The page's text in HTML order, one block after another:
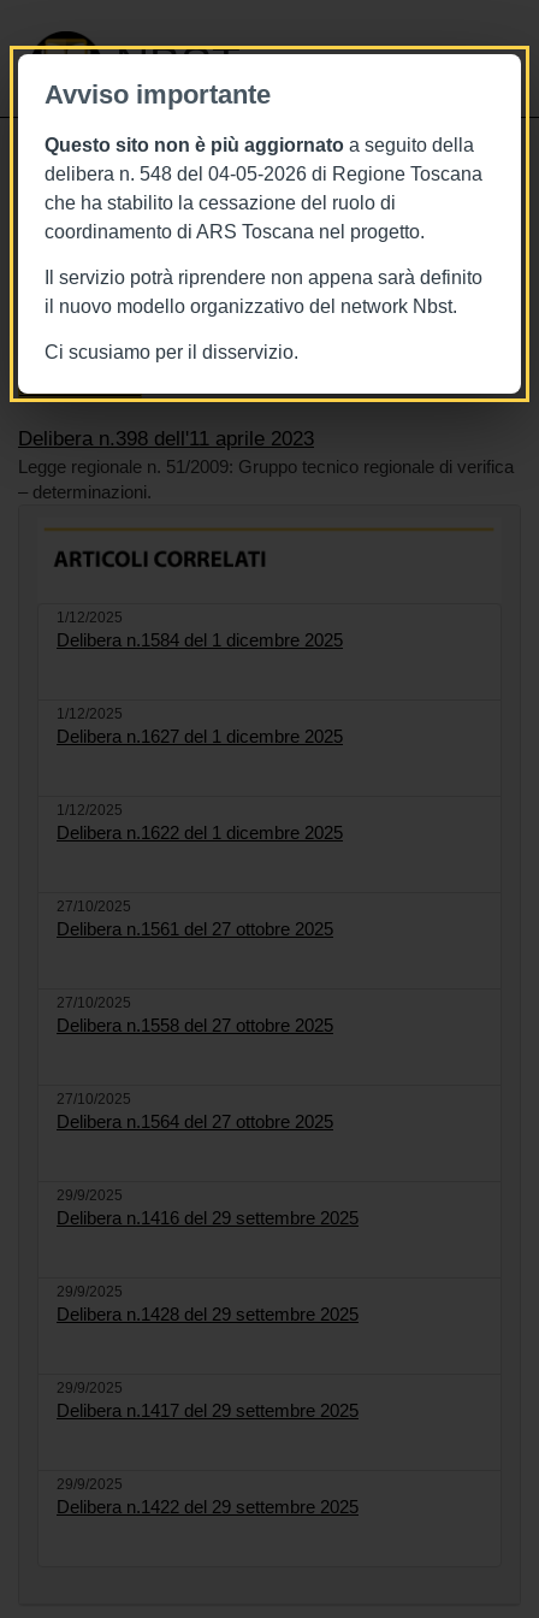
Avviso importante
Questo sito non è più aggiornato a seguito della
delibera n. 548 del 04-05-2026 di Regione Toscana
che ha stabilito la cessazione del ruolo di
coordinamento di ARS Toscana nel progetto.
Il servizio potrà riprendere non appena sarà definito
il nuovo modello organizzativo del network Nbst.
Ci scusiamo per il disservizio.
NBST
11/4/2023
Delibera n.398 dell'11 aprile 2023
Tags Toscana
BURT Bollettino della regione toscana
Sistema sanitario
Delibera n.398 dell'11 aprile 2023
Legge regionale n. 51/2009: Gruppo tecnico regionale di verifica
– determinazioni.
1/12/2025
Delibera n.1584 del 1 dicembre 2025
1/12/2025
Delibera n.1627 del 1 dicembre 2025
1/12/2025
Delibera n.1622 del 1 dicembre 2025
27/10/2025
Delibera n.1561 del 27 ottobre 2025
27/10/2025
Delibera n.1558 del 27 ottobre 2025
27/10/2025
Delibera n.1564 del 27 ottobre 2025
29/9/2025
Delibera n.1416 del 29 settembre 2025
29/9/2025
Delibera n.1428 del 29 settembre 2025
29/9/2025
Delibera n.1417 del 29 settembre 2025
29/9/2025
Delibera n.1422 del 29 settembre 2025